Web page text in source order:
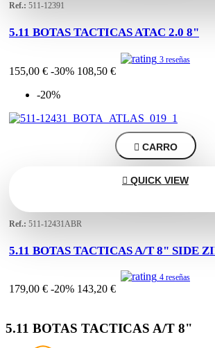
Ref.: 511-12391
5.11 BOTAS TACTICAS ATAC 2.0 8"
3 reseñas
155,00 € -30% 108,50 €
-20%
 CARRO
 QUICK VIEW
Ref.: 511-12431ABR
5.11 BOTAS TACTICAS A/T 8" SIDE
4 reseñas
179,00 € -20% 143,20 €
5.11 BOTAS TACTICAS A/T 8"